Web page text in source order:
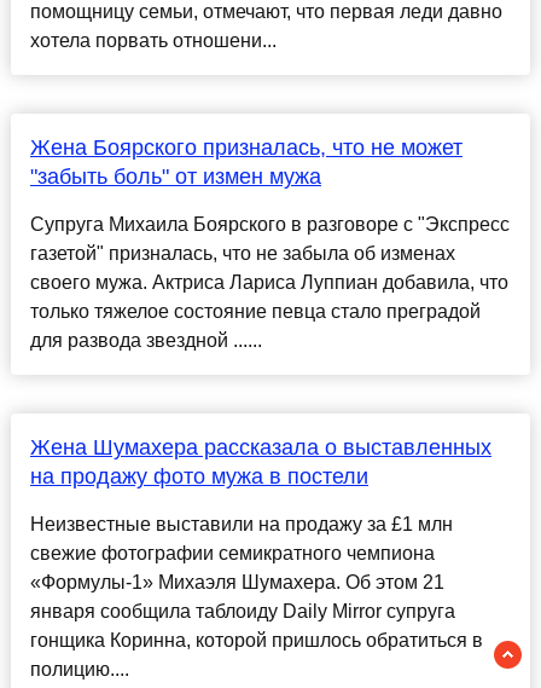
помощницу семьи, отмечают, что первая леди давно
хотела порвать отношени...
Жена Боярского призналась, что не может
"забыть боль" от измен мужа
Супруга Михаила Боярского в разговоре с "Экспресс
газетой" призналась, что не забыла об изменах
своего мужа. Актриса Лариса Луппиан добавила, что
только тяжелое состояние певца стало преградой
для развода звездной ......
Жена Шумахера рассказала о выставленных
на продажу фото мужа в постели
Неизвестные выставили на продажу за £1 млн
свежие фотографии семикратного чемпиона
«Формулы-1» Михаэля Шумахера. Об этом 21
января сообщила таблоиду Daily Mirror супруга
гонщика Коринна, которой пришлось обратиться в
полицию....